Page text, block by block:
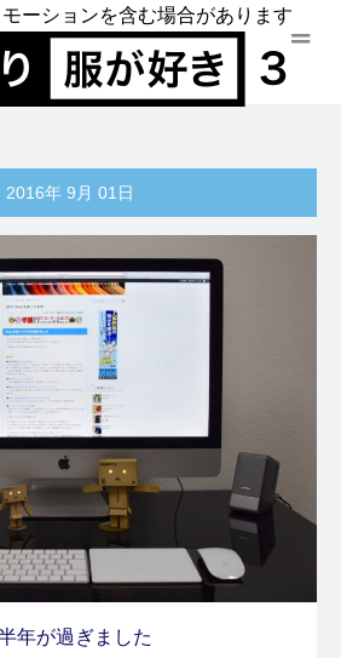
ーションを含む場合があります
2016年 9月 01日
年が過ぎました